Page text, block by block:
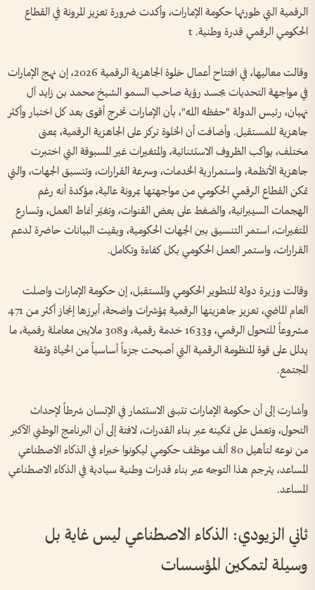
الرقمية التي طورتها حكومة الإمارات، وأكدت ضرورة تعزيز المرونة في القطاع
الحكومي الرقمي قدرة وطنية. t
وقالت معاليها، في افتتاح أعمال خلوة الجاهزية الرقمية 2026، إن نهج الإمارات
في مواجهة التحديات يجسد رؤية صاحب السمو الشيخ محمد بن زايد آل
نهيان، رئيس الدولة "حفظه الله"، بأن الإمارات تخرج أقوى بعد كل اختبار وأكثر
جاهزية للمستقبل. وأضافت أن الخلوة تركز على الجاهزية الرقمية، بمعنى
مختلف، يواكب الظروف الاستثنائية، والمتغيرات غير المسبوقة التي اختبرت
جاهزية الأنظمة، واستمرارية الخدمات، وسرعة القرارات، وتنسيق الجهات، والتي
تمكن القطاع الرقمي الحكومي من مواجهتها بمرونة عالية، مؤكدة أنه رغم
الهجمات السيبرانية، والضغط على بعض القنوات، وتغيّر أنماط العمل، وتسارع
المتغيرات، استمر التنسيق بين الجهات الحكومية، وبقيت البيانات حاضرة لدعم
القرارات، واستمر العمل الحكومي بكل كفاءة وتكامل.
وقالت وزيرة دولة للتطوير الحكومي والمستقبل، إن حكومة الإمارات واصلت
العام الماضي، تعزيز جاهزيتها الرقمية بمؤشرات واضحة، أبرزها إنجاز أكثر من 471
مشروعاً للتحول الرقمي، و1633 خدمة رقمية، و308 ملايين معاملة رقمية، ما
يدلل على قوة المنظومة الرقمية التي أصبحت جزءاً أساسياً من الحياة وثقة
المجتمع.
وأشارت إلى أن حكومة الإمارات تتبنى الاستثمار في الإنسان شرطاً لإحداث
التحول، وتعمل على تمكينه عبر بناء القدرات، لافتة إلى أن البرنامج الوطني الأكبر
من نوعه لتأهيل 80 ألف موظف حكومي ليكونوا خبراء في الذكاء الاصطناعي
المساعد، يترجم هذا التوجه عبر بناء قدرات وطنية سيادية في الذكاء الاصطناعي
المساعد.
ثاني الزيودي: الذكاء الاصطناعي ليس غاية بل
وسيلة لتمكين المؤسسات